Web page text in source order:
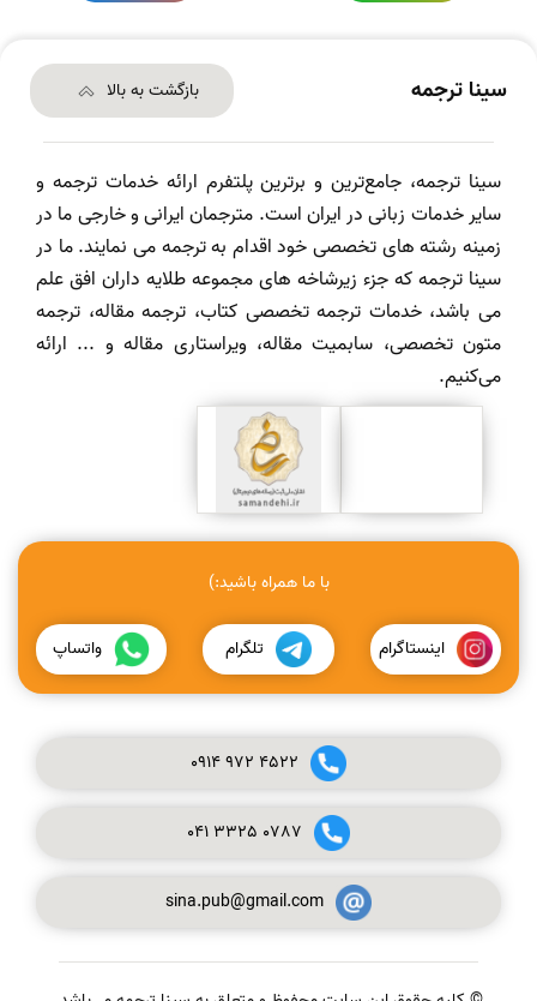
سینا ترجمه بازگشت به بالا
سینا ترجمه، جامع‌ترین و برترین پلتفرم ارائه خدمات ترجمه و
سایر خدمات زبانی در ایران است. مترجمان ایرانی و خارجی ما در
زمینه رشته های تخصصی خود اقدام به ترجمه می نمایند. ما در
سینا ترجمه که جزء زیرشاخه های مجموعه طلایه داران افق علم
می باشد، خدمات ترجمه تخصصی کتاب، ترجمه مقاله، ترجمه
متون تخصصی، سابمیت مقاله، ویراستاری مقاله و ... ارائه
می‌کنیم.
با ما همراه باشید:)
اینستاگرام تلگرام واتساپ
0914972 4522
041 3325 0787
sina.pub@gmail.com